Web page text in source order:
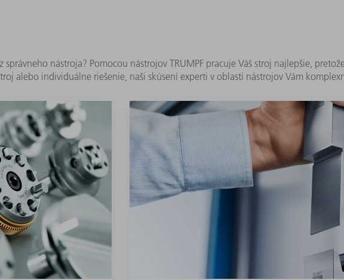
nástroja? Pomocou nástrojov TRUMPF pracuje Váš stroj najlepšie,
alebo individuálne riešenie, naši skúsení experti v oblasti nástrojov Vám